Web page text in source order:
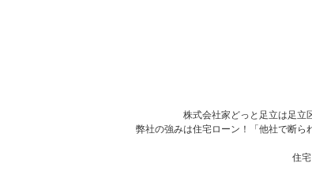
株式会社家どっと足立は足立
弊社の強みは住宅ローン！「他社で断
住